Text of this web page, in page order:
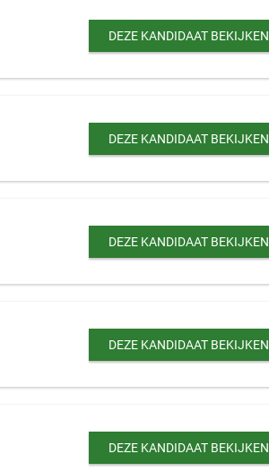
DEZE KANDIDAAT BEKIJKEN
DEZE KANDIDAAT BEKIJKEN
DEZE KANDIDAAT BEKIJKEN
DEZE KANDIDAAT BEKIJKEN
DEZE KANDIDAAT BEKIJKEN